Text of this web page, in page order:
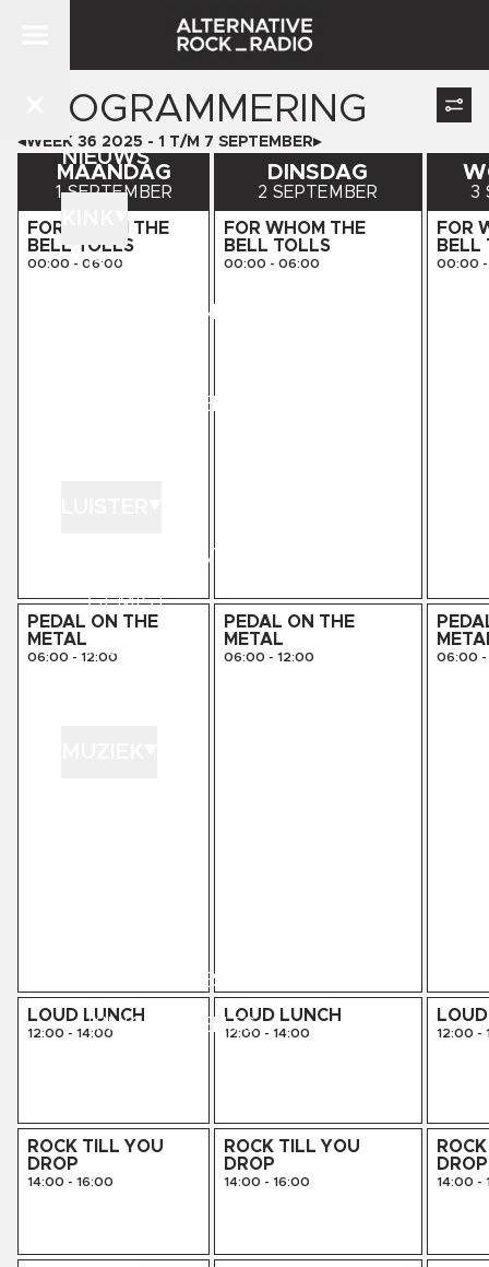
NIEUWS
DJ'S
PROGRAMMERING
KINK PRESENTS
LUISTER LIVE
GEMIST
PODCASTS
LIVE SESSIES
KINK PRESENTS
PROGRAMMERING
WEEK 36 2025 - 1 T/M 7 SEPTEMBER
MAANDAG
1 SEPTEMBER
FOR WHOM THE
BELL TOLLS
00:00 - 06:00
PEDAL ON THE
METAL
06:00 - 12:00
LOUD LUNCH
12:00 - 14:00
ROCK TILL YOU
DROP
14:00 - 16:00
DINSDAG
2 SEPTEMBER
FOR WHOM THE
BELL TOLLS
00:00 - 06:00
PEDAL ON THE
METAL
06:00 - 12:00
LOUD LUNCH
12:00 - 14:00
ROCK TILL YOU
DROP
14:00 - 16:00
3
FOR
BELL
00:00 -
06:00 -
12:00 -
DROP
14:00 -